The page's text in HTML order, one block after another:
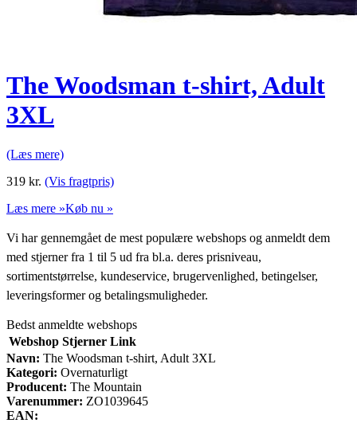
The Woodsman t-shirt, Adult
3XL
(Læs mere)
319 kr. (Vis fragtpris)
Læs mere »Køb nu »
Vi har gennemgået de mest populære webshops og anmeldt dem
med stjerner fra 1 til 5 ud fra bl.a. deres prisniveau,
sortimentstørrelse, kundeservice, brugervenlighed, betingelser,
leveringsformer og betalingsmuligheder.
Bedst anmeldte webshops
Webshop Stjerner Link
Navn: The Woodsman t-shirt, Adult 3XL
Kategori: Overnaturligt
Producent: The Mountain
Varenummer: ZO1039645
EAN: